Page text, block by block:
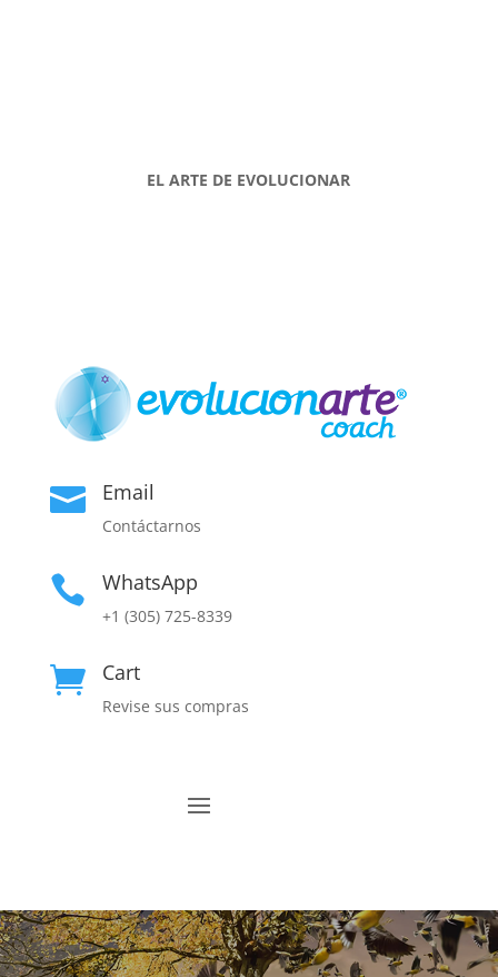
EL ARTE DE EVOLUCIONAR
 Email
Contáctarnos
 WhatsApp
+1 (305) 725-8339
 Cart
Revise sus compras